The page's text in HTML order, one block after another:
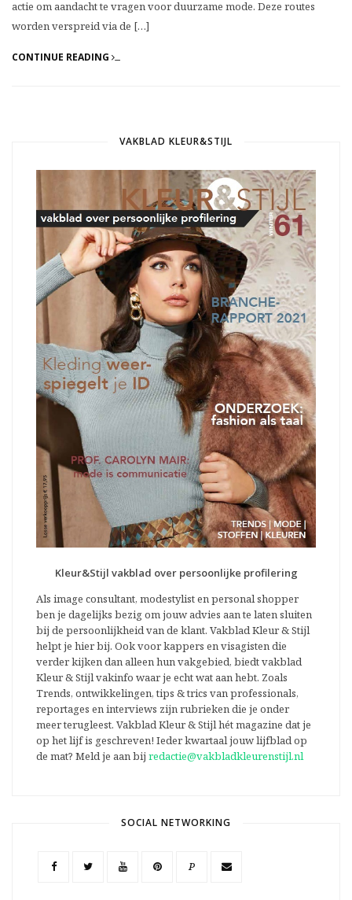
actie om aandacht te vragen voor duurzame mode. Deze routes
worden verspreid via de […]
CONTINUE READING
VAKBLAD KLEUR&STIJL
Kleur&Stijl vakblad over persoonlijke profilering
Als image consultant, modestylist en personal shopper
ben je dagelijks bezig om jouw advies aan te laten sluiten
bij de persoonlijkheid van de klant. Vakblad Kleur & Stijl
helpt je hier bij. Ook voor kappers en visagisten die
verder kijken dan alleen hun vakgebied, biedt vakblad
Kleur & Stijl vakinfo waar je echt wat aan hebt. Zoals
Trends, ontwikkelingen, tips & trics van professionals,
reportages en interviews zijn rubrieken die je onder
meer terugleest. Vakblad Kleur & Stijl hét magazine dat je
op het lijf is geschreven! Ieder kwartaal jouw lijfblad op
de mat? Meld je aan bij redactie@vakbladkleurenstijl.nl
SOCIAL NETWORKING
P